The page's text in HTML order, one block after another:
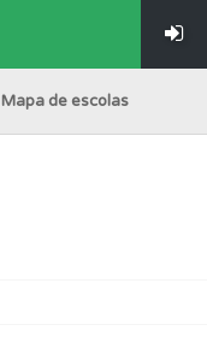
Mapa de escolas